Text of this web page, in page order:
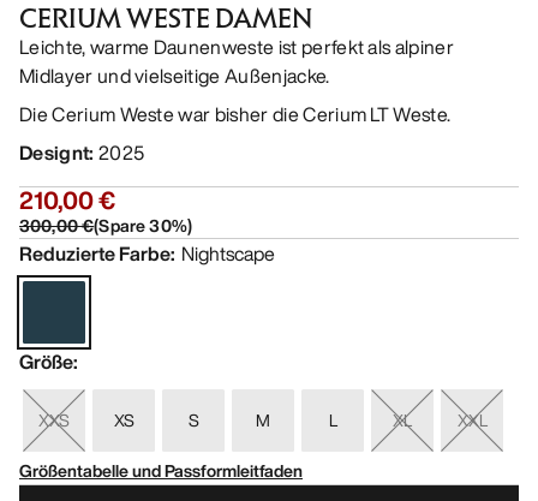
CERIUM WESTE DAMEN
Leichte, warme Daunenweste ist perfekt als alpiner
Midlayer und vielseitige Außenjacke.
Die Cerium Weste war bisher die Cerium LT Weste.
Designt: 2025
210,00 €
300,00 €(Spare30%)
Reduzierte Farbe: Nightscape
Größe:
XXS XS S M L XL
XXL
Größentabelle und Passformleitfaden